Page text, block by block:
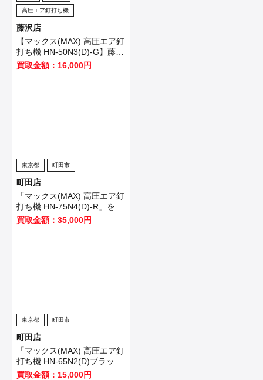
高圧エア釘打ち機
藤沢店
【マックス(MAX) 高圧エア釘
打ち機 HN-50N3(D)-G】藤沢
市のお客様から買取させてい
ただきました！
買取金額：16,000円
東京都 町田市
町田店
「マックス(MAX) 高圧エア釘
打ち機 HN-75N4(D)-R」を買
い取りました！
買取金額：35,000円
東京都 町田市
町田店
「マックス(MAX) 高圧エア釘
打ち機 HN-65N2(D)ブラッ
ク」を買い取りました！
買取金額：15,000円